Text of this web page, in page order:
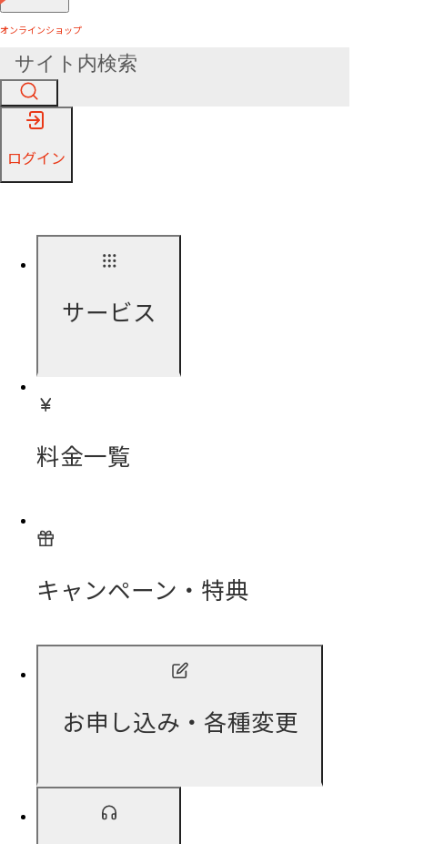
オンラインショップ
ログイン
サービス
料金一覧
キャンペーン・特典
お申し込み・各種変更